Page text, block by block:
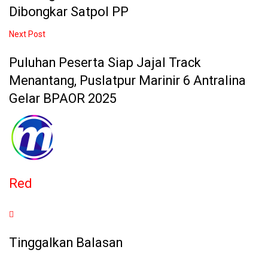
Dibongkar Satpol PP
Next Post
Puluhan Peserta Siap Jajal Track
Menantang, Puslatpur Marinir 6 Antralina
Gelar BPAOR 2025
Red
Tinggalkan Balasan